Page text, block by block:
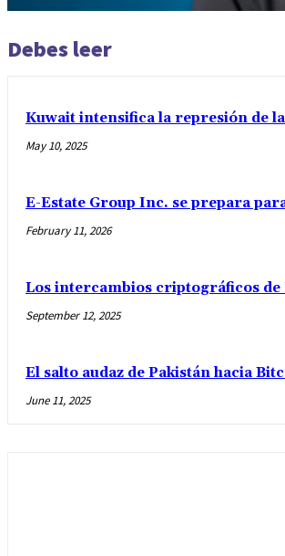
Debes leer
Kuwait intensifica la represión de
May 10, 2025
E-Estate Group Inc. se prepara
February 11, 2026
Los intercambios criptográficos de
September 12, 2025
El salto audaz de Pakistán hacia
June 11, 2025